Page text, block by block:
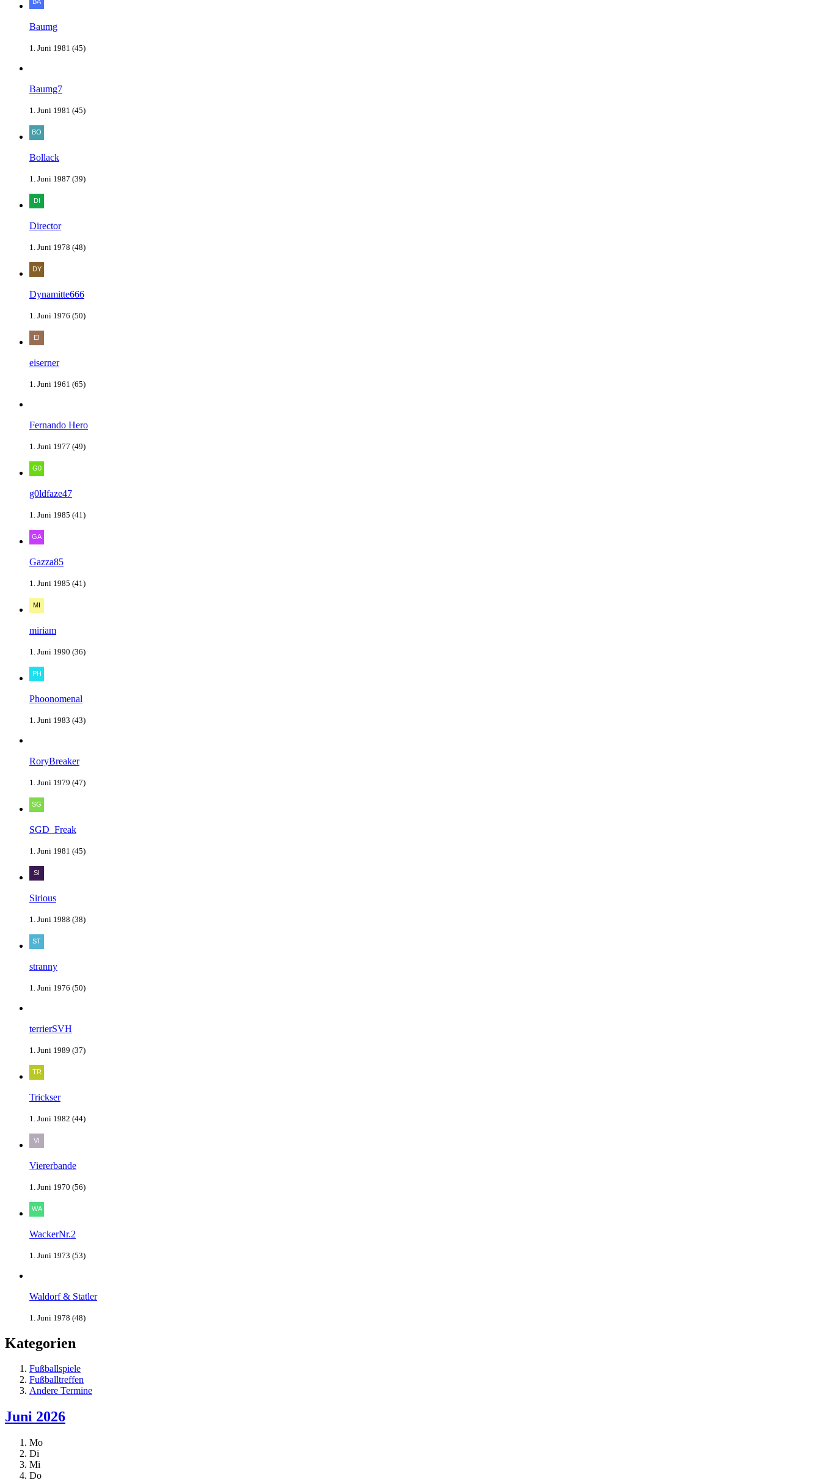
Baumg
1. Juni 1981 (45)
Baumg7
1. Juni 1981 (45)
Bollack
1. Juni 1987 (39)
Director
1. Juni 1978 (48)
Dynamitte666
1. Juni 1976 (50)
eiserner
1. Juni 1961 (65)
Fernando Hero
1. Juni 1977 (49)
g0ldfaze47
1. Juni 1985 (41)
Gazza85
1. Juni 1985 (41)
miriam
1. Juni 1990 (36)
Phoonomenal
1. Juni 1983 (43)
RoryBreaker
1. Juni 1979 (47)
SGD_Freak
1. Juni 1981 (45)
Sirious
1. Juni 1988 (38)
stranny
1. Juni 1976 (50)
terrierSVH
1. Juni 1989 (37)
Trickser
1. Juni 1982 (44)
Viererbande
1. Juni 1970 (56)
WackerNr.2
1. Juni 1973 (53)
Waldorf & Statler
1. Juni 1978 (48)
Kategorien
Fußballspiele
Fußballtreffen
Andere Termine
Juni 2026
Mo
Di
Mi
Do